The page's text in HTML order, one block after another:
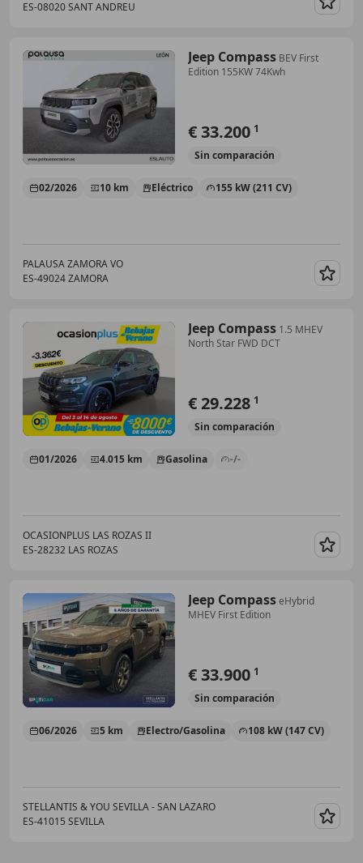
ES-08020 SANT ANDREU
Jeep Compass BEV First
Edition 155KW 74Kwh
€ 33.200 1
Sin comparación
02/2026 10 km Eléctrico 155 kW (211 CV)
PALAUSA ZAMORA VO
ES-49024 ZAMORA
Jeep Compass 1.5 MHEV
North Star FWD DCT
€ 29.228 1
Sin comparación
01/2026 4.015 km Gasolina -/-
OCASIONPLUS LAS ROZAS II
ES-28232 LAS ROZAS
Jeep CompasseHybrid
MHEV First Edition
€ 33.900 1
Sin comparación
06/2026 5 km Electro/Gasolina 108 kW (147 CV)
STELLANTIS & YOU SEVILLA - SAN LAZARO
ES-41015 SEVILLA